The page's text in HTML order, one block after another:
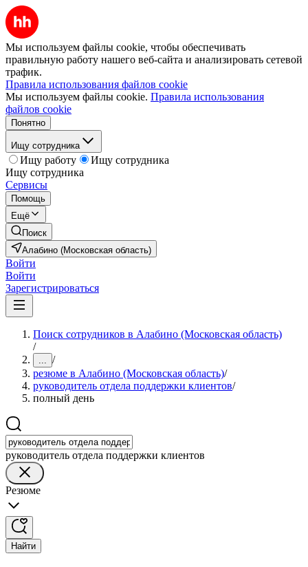
Мы используем файлы cookie, чтобы обеспечивать
правильную работу нашего веб-сайта и анализировать сетевой
трафик.
Правила использования файлов cookie
Мы используем файлы cookie. Правила использования
файлов cookie
Понятно
Ищу сотрудника
Ищу работу
Ищу сотрудника
Ищу сотрудника
Сервисы
Помощь
Ещё
Поиск
Алабино (Московская область)
Войти
Войти
Зарегистрироваться
Поиск сотрудников в Алабино (Московская область)
/
... /
резюме в Алабино (Московская область)/
руководитель отдела поддержки клиентов/
полный день
руководитель отдела поддержки клиентов
Резюме
Найти